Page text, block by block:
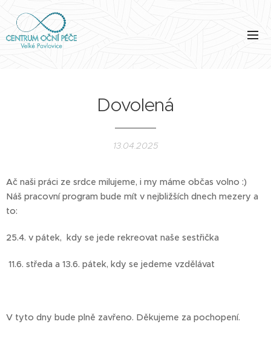
Dovolená
13.04.2025
Ač naši práci ze srdce milujeme, i my máme občas volno :)
Náš pracovní program bude mít v nejbližších dnech mezery a
to:
25.4. v pátek, kdy se jede rekreovat naše sestřička
11.6. středa a 13.6. pátek, kdy se jedeme vzdělávat
V tyto dny bude plně zavřeno. Děkujeme za pochopení.